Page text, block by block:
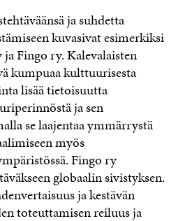
ja suhdetta
kuvasivat esimerkiksi
Fingo ry. Kalevalaisten
kumpuaa kulttuurisesta
lisää tietoisuutta
ja sen
se laajentaa ymmärrystä
myös
Fingo ry
globaalin sivistyksen.
ja kestävän
toteuttamisen reiluus ja